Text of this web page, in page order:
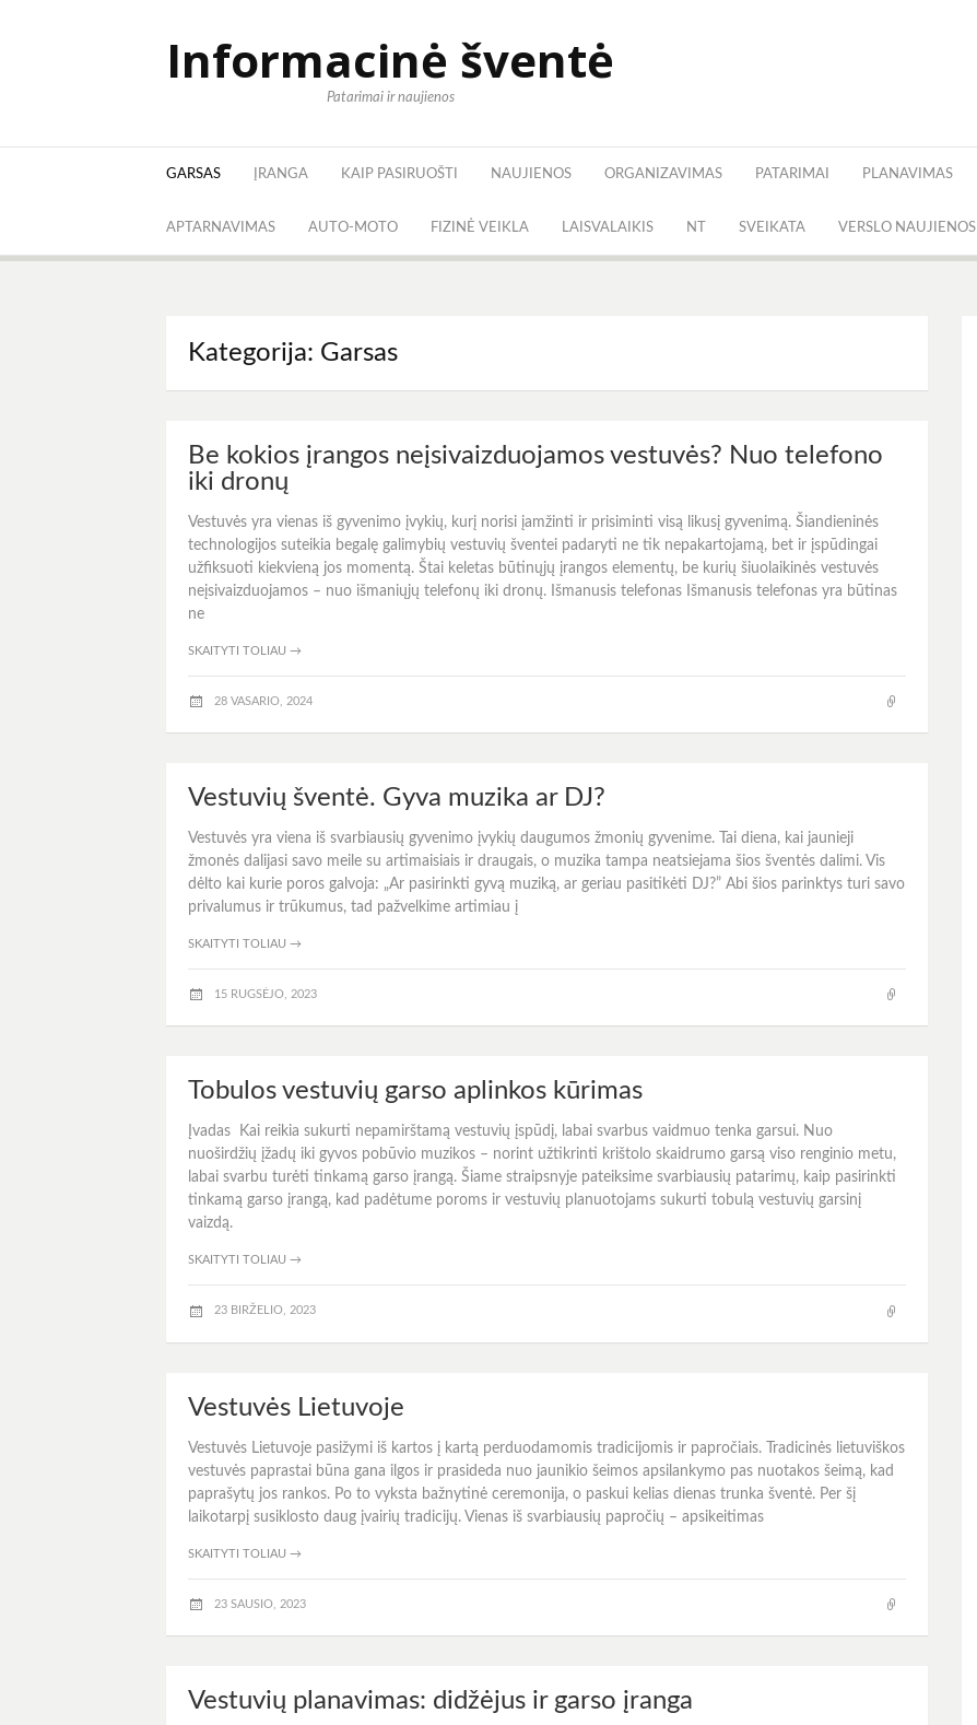
Informacinė šventė
Patarimai ir naujienos
GARSAS ĮRANGA KAIP PASIRUOŠTI NAUJIENOS ORGANIZAVIMAS PATARIMAI PLANAVIMAS
APTARNAVIMAS AUTO-MOTO FIZINĖ VEIKLA LAISVALAIKIS NT SVEIKATA VERSLO NAUJIENOS
Kategorija: Garsas
Be kokios įrangos neįsivaizduojamos vestuvės? Nuo telefono
iki dronų
Vestuvės yra vienas iš gyvenimo įvykių, kurį norisi įamžinti ir prisiminti visą likusį gyvenimą. Šiandieninės
technologijos suteikia begalę galimybių vestuvių šventei padaryti ne tik nepakartojamą, bet ir įspūdingai
užfiksuoti kiekvieną jos momentą. Štai keletas būtinųjų įrangos elementų, be kurių šiuolaikinės vestuvės
neįsivaizduojamos – nuo išmaniųjų telefonų iki dronų. Išmanusis telefonas Išmanusis telefonas yra būtinas
ne
SKAITYTI TOLIAU →
28 VASARIO, 2024
Vestuvių šventė. Gyva muzika ar DJ?
Vestuvės yra viena iš svarbiausių gyvenimo įvykių daugumos žmonių gyvenime. Tai diena, kai jaunieji
žmonės dalijasi savo meile su artimaisiais ir draugais, o muzika tampa neatsiejama šios šventės dalimi. Vis
dėlto kai kurie poros galvoja: „Ar pasirinkti gyvą muziką, ar geriau pasitikėti DJ?” Abi šios parinktys turi savo
privalumus ir trūkumus, tad pažvelkime artimiau į
SKAITYTI TOLIAU →
15 RUGSĖJO, 2023
Tobulos vestuvių garso aplinkos kūrimas
Įvadas Kai reikia sukurti nepamirštamą vestuvių įspūdį, labai svarbus vaidmuo tenka garsui. Nuo
nuoširdžių įžadų iki gyvos pobūvio muzikos – norint užtikrinti krištolo skaidrumo garsą viso renginio metu,
labai svarbu turėti tinkamą garso įrangą. Šiame straipsnyje pateiksime svarbiausių patarimų, kaip pasirinkti
tinkamą garso įrangą, kad padėtume poroms ir vestuvių planuotojams sukurti tobulą vestuvių garsinį
vaizdą.
SKAITYTI TOLIAU →
23 BIRŽELIO, 2023
Vestuvės Lietuvoje
Vestuvės Lietuvoje pasižymi iš kartos į kartą perduodamomis tradicijomis ir papročiais. Tradicinės lietuviškos
vestuvės paprastai būna gana ilgos ir prasideda nuo jaunikio šeimos apsilankymo pas nuotakos šeimą, kad
paprašytų jos rankos. Po to vyksta bažnytinė ceremonija, o paskui kelias dienas trunka šventė. Per šį
laikotarpį susiklosto daug įvairių tradicijų. Vienas iš svarbiausių papročių – apsikeitimas
SKAITYTI TOLIAU →
23 SAUSIO, 2023
Vestuvių planavimas: didžėjus ir garso įranga